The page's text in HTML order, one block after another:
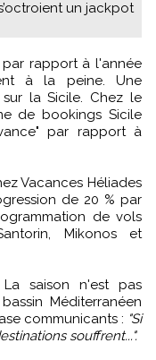
un jackpot
à la peine. Une
la Sicile. Chez le
de bookings Sicile
par rapport à
Vacances Héliades
de 20 % par
de vols
Mikonos et
saison n'est pas
Méditerranéen
communicants : "Si
souffrent...".